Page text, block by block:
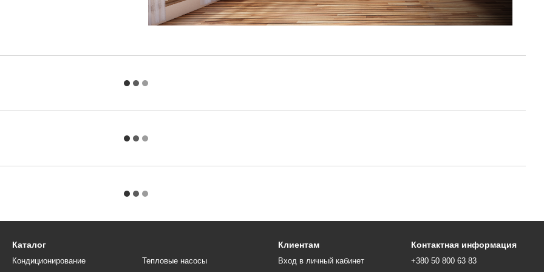
Каталог
Кондиционирование
Тепловые насосы
Клиентам
Вход в личный кабинет
Контактная информация
+380 50 800 63 83